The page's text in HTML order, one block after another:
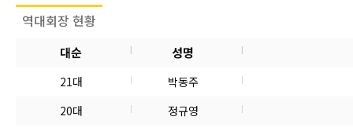
역대회장 현황
대순 성명
21대
박동주
20대
정규영